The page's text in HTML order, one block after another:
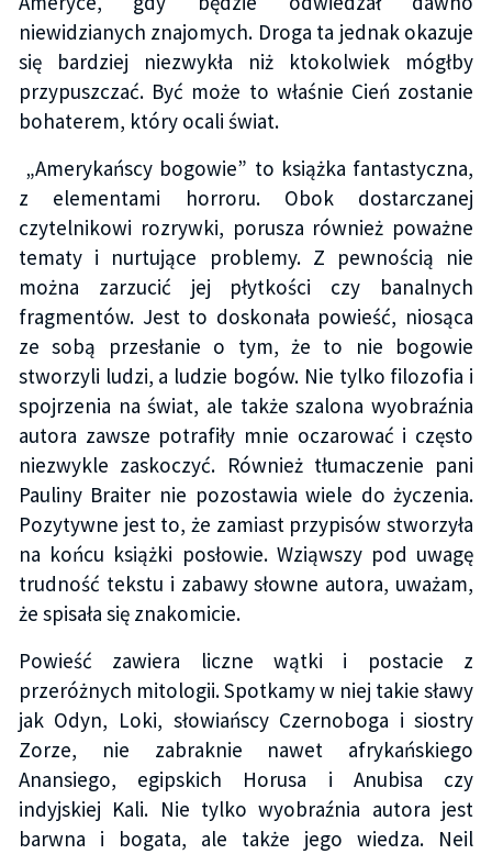
niewidzianych znajomych. Droga ta jednak okazuje
się bardziej niezwykła niż ktokolwiek mógłby
przypuszczać. Być może to właśnie Cień zostanie
bohaterem, który ocali świat.
„Amerykańscy bogowie” to książka fantastyczna,
z elementami horroru. Obok dostarczanej
czytelnikowi rozrywki, porusza również poważne
tematy i nurtujące problemy. Z pewnością nie
można zarzucić jej płytkości czy banalnych
fragmentów. Jest to doskonała powieść, niosąca
ze sobą przesłanie o tym, że to nie bogowie
stworzyli ludzi, a ludzie bogów. Nie tylko filozofia i
spojrzenia na świat, ale także szalona wyobraźnia
autora zawsze potrafiły mnie oczarować i często
niezwykle zaskoczyć. Również tłumaczenie pani
Pauliny Braiter nie pozostawia wiele do życzenia.
Pozytywne jest to, że zamiast przypisów stworzyła
na końcu książki posłowie. Wziąwszy pod uwagę
trudność tekstu i zabawy słowne autora, uważam,
że spisała się znakomicie.
Powieść zawiera liczne wątki i postacie z
przeróżnych mitologii. Spotkamy w niej takie sławy
jak Odyn, Loki, słowiańscy Czernoboga i siostry
Zorze, nie zabraknie nawet afrykańskiego
Anansiego, egipskich Horusa i Anubisa czy
indyjskiej Kali. Nie tylko wyobraźnia autora jest
barwna i bogata, ale także jego wiedza. Neil